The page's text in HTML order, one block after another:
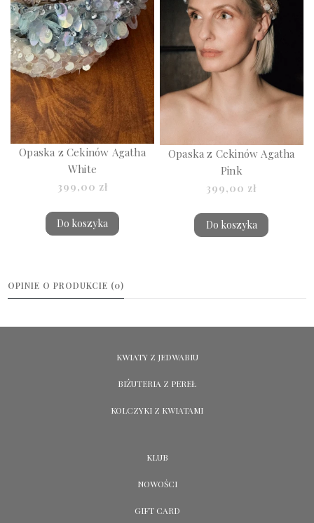
Opaska z Cekinów Agatha
White
399,00 zł
Do koszyka
Opaska z Cekinów Agatha
Pink
399,00 zł
Do koszyka
OPINIE O PRODUKCIE (0)
KWIATY Z JEDWABIU
BIŻUTERIA Z PEREŁ
KOLCZYKI Z KWIATAMI
KLUB
NOWOŚCI
GIFT CARD